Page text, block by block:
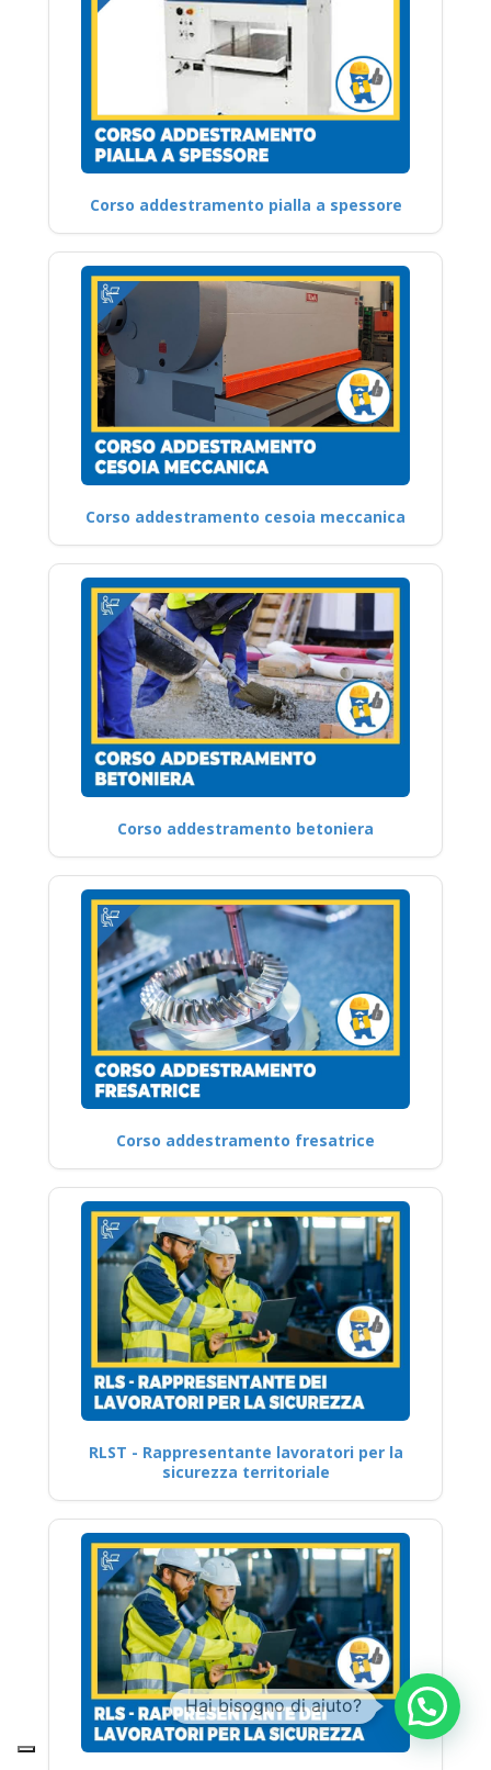
Corso addestramento pialla a spessore
Corso addestramento cesoia meccanica
Corso addestramento betoniera
Corso addestramento fresatrice
RLST - Rappresentante lavoratori per la
sicurezza territoriale